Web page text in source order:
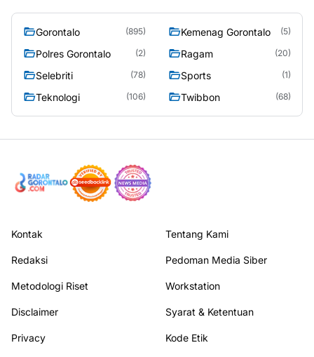
Gorontalo (895) Kemenag Gorontalo (5)
Polres Gorontalo (2) Ragam (20)
Selebriti (78) Sports (1)
Teknologi (106) Twibbon (68)
Kontak Tentang Kami
Redaksi Pedoman Media Siber
Metodologi Riset Workstation
Disclaimer Syarat & Ketentuan
Privacy Kode Etik